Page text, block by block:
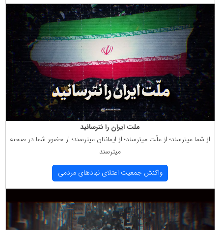
ملت ایران را نترسانید
از شما میترسند؛ از ملّت میترسند؛ از ایمانتان میترسند؛ از حضور شما در صحنه
میترسند
واكنش جمعیت اعتلای نهادهای مردمی